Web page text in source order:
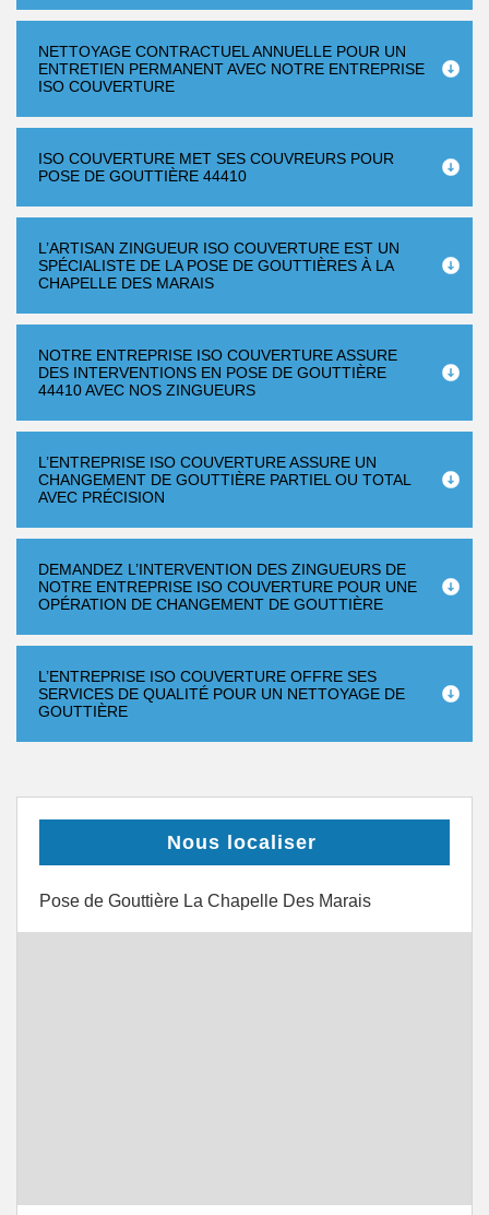
NETTOYAGE CONTRACTUEL ANNUELLE POUR UN
ENTRETIEN PERMANENT AVEC NOTRE ENTREPRISE
ISO COUVERTURE
ISO COUVERTURE MET SES COUVREURS POUR
POSE DE GOUTTIÈRE 44410
L’ARTISAN ZINGUEUR ISO COUVERTURE EST UN
SPÉCIALISTE DE LA POSE DE GOUTTIÈRES À LA
CHAPELLE DES MARAIS
NOTRE ENTREPRISE ISO COUVERTURE ASSURE
DES INTERVENTIONS EN POSE DE GOUTTIÈRE
44410 AVEC NOS ZINGUEURS
L’ENTREPRISE ISO COUVERTURE ASSURE UN
CHANGEMENT DE GOUTTIÈRE PARTIEL OU TOTAL
AVEC PRÉCISION
DEMANDEZ L’INTERVENTION DES ZINGUEURS DE
NOTRE ENTREPRISE ISO COUVERTURE POUR UNE
OPÉRATION DE CHANGEMENT DE GOUTTIÈRE
L’ENTREPRISE ISO COUVERTURE OFFRE SES
SERVICES DE QUALITÉ POUR UN NETTOYAGE DE
GOUTTIÈRE
Nous localiser
Pose de Gouttière La Chapelle Des Marais